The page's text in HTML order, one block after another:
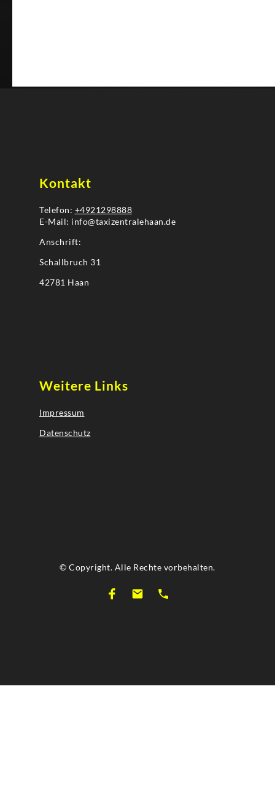
Kontakt
Telefon: +4921298888
E-Mail: info@taxizentralehaan.de
Anschrift:
Schallbruch 31
42781 Haan
Weitere Links
Impressum
Datenschutz
© Copyright. Alle Rechte vorbehalten.